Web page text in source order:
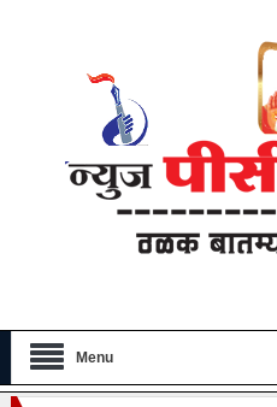
Menu